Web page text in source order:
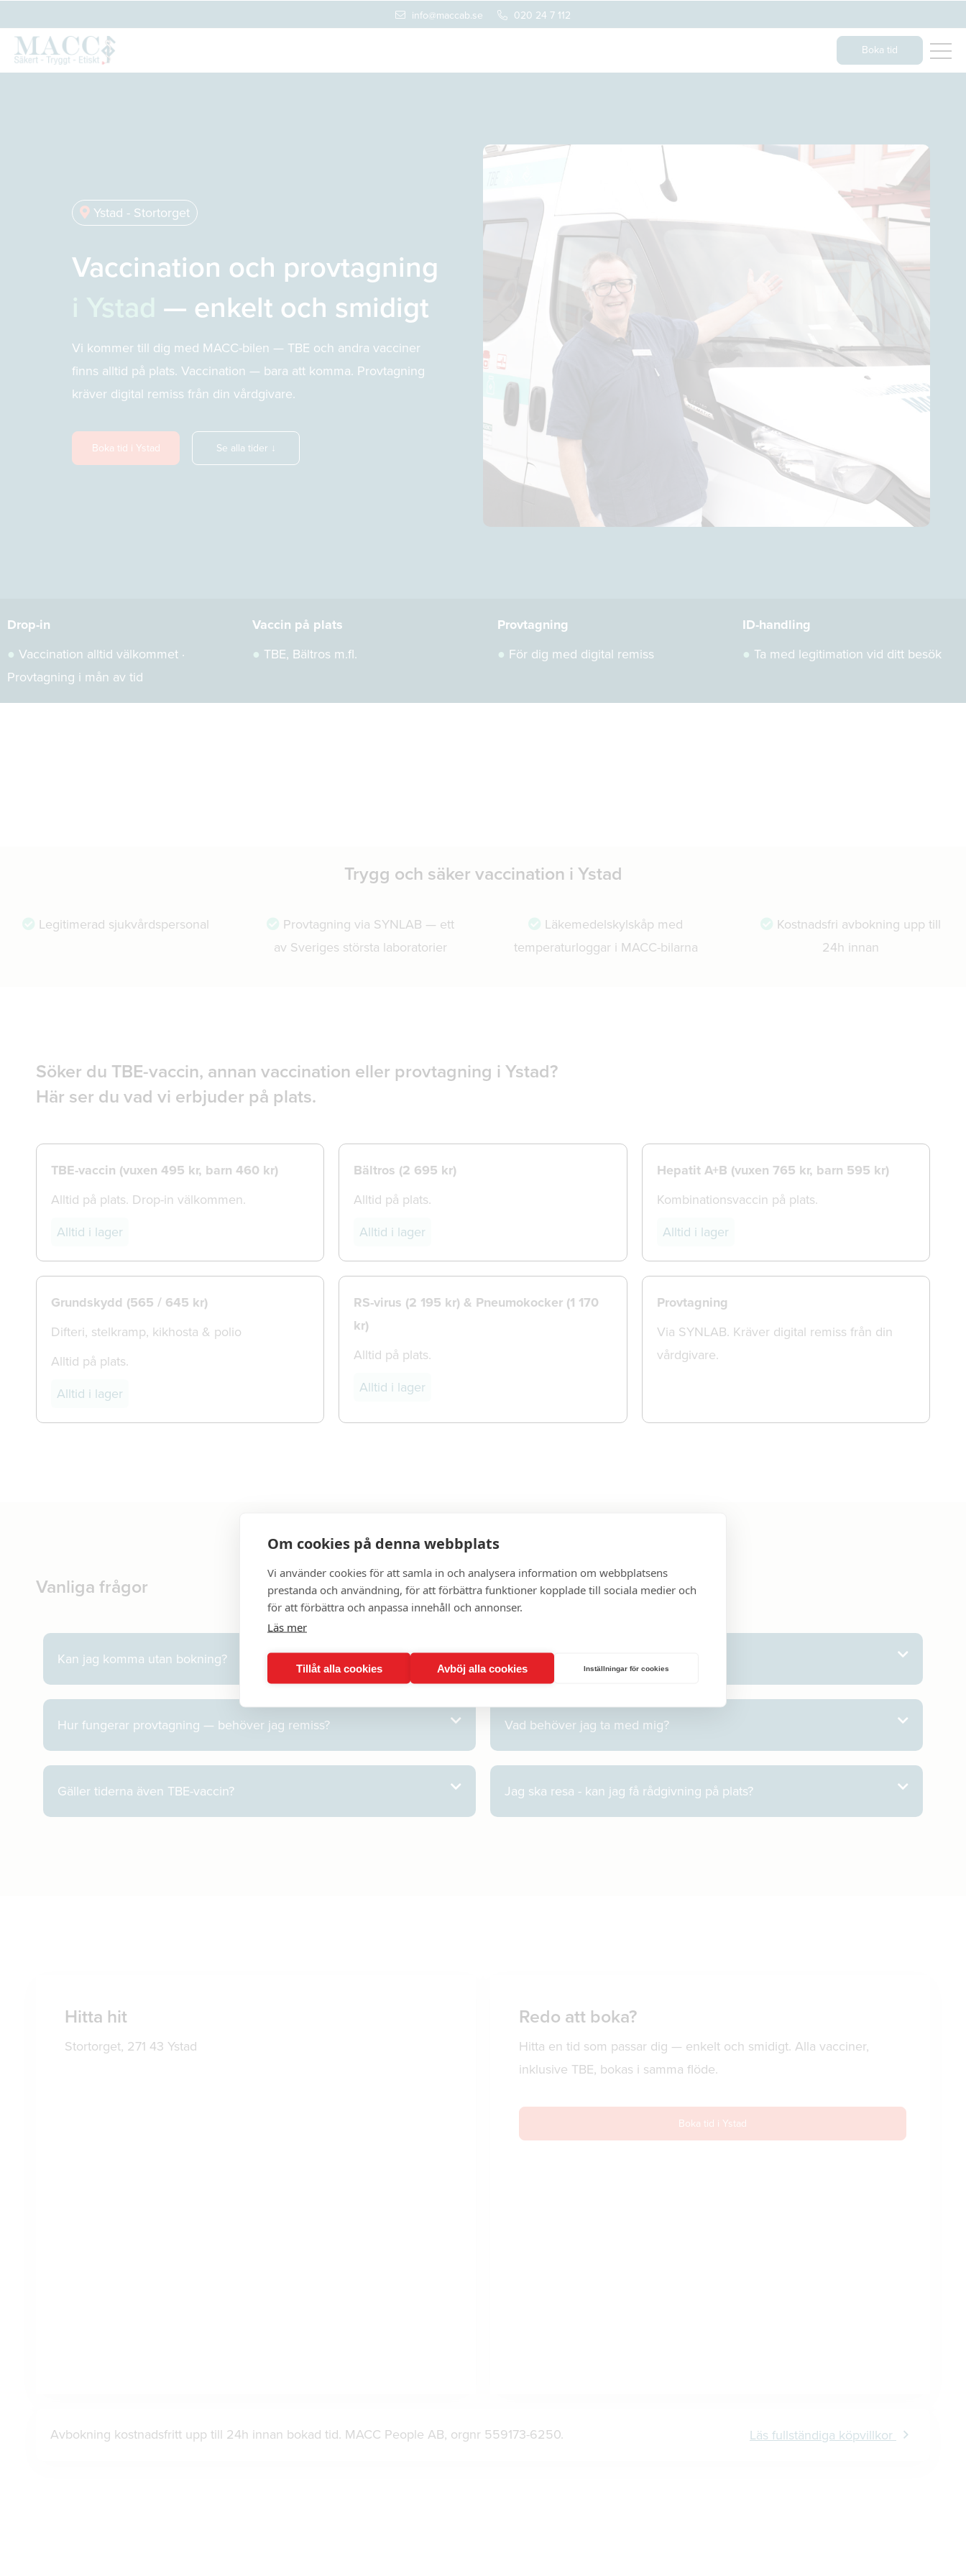
info@maccab.se 020 24 7 112
Boka tid
Ystad - Stortorget
Vaccination och provtagning
— enkelt och smidigt
Vi kommer till dig med MACC-bilen — TBE och andra vacciner
finns alltid på plats. Vaccination — bara att komma. Provtagning
kräver digital remiss från din vårdgivare.
Boka tid i Ystad Se alla tider ↓
Drop-in
● Vaccination alltid välkommet ·
Provtagning i mån av tid
Vaccin på plats
● TBE, Bältros m.fl.
Provtagning
● För dig med digital remiss
ID-handling
● Ta med legitimation vid ditt besök
Trygg och säker vaccination i Ystad
Legitimerad sjukvårdspersonal
Provtagning via SYNLAB — ett
av Sveriges största laboratorier
Läkemedelskylskåp med
temperaturloggar i MACC-bilarna
Kostnadsfri avbokning upp till
24h innan
Söker du TBE-vaccin, annan vaccination eller provtagning i Ystad?
Här ser du vad vi erbjuder på plats.
TBE-vaccin (vuxen 495 kr, barn 460 kr)
Alltid på plats. Drop-in välkommen.
Alltid i lager
Bältros (2 695 kr)
Alltid på plats.
Alltid i lager
Hepatit A+B (vuxen 765 kr, barn 595 kr)
Kombinationsvaccin på plats.
Alltid i lager
Grundskydd (565 / 645 kr)
Difteri, stelkramp, kikhosta & polio
Alltid på plats.
Alltid i lager
RS-virus (2 195 kr) & Pneumokocker (1 170
kr)
Alltid på plats.
Alltid i lager
Provtagning
Via SYNLAB. Kräver digital remiss från din
vårdgivare.
Vanliga frågor
Kan jag komma utan bokning? Har ni TBE-vaccinet på plats?
Hur fungerar provtagning — behöver jag remiss? Vad behöver jag ta med mig?
Gäller tiderna även TBE-vaccin? Jag ska resa - kan jag få rådgivning på plats?
Hitta hit
Stortorget, 271 43 Ystad
Redo att boka?
Hitta en tid som passar dig — enkelt och smidigt. Alla vacciner,
inklusive TBE, bokas i samma flöde.
Boka tid i Ystad
Avbokning kostnadsfritt upp till 24h innan bokad tid. MACC People AB, orgnr 559173-6250. Läs fullständiga köpvillkor
Om cookies på denna webbplats
Vi använder cookies för att samla in och analysera information om webbplatsens
prestanda och användning, för att förbättra funktioner kopplade till sociala medier och
för att förbättra och anpassa innehåll och annonser.
Läs mer
Tillåt alla cookies Avböj alla cookies Inställningar för cookies